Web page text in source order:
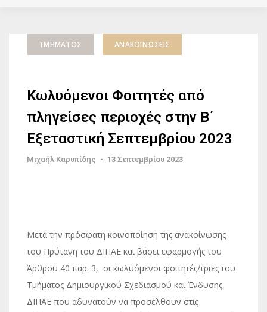
ΤΜΉΜΑΤΟΣ ΑΝΑΚΟΙΝΏΣΕΙΣ
Κωλυόμενοι Φοιτητές από
πληγείσες περιοχές στην Β΄
Εξεταστική Σεπτεμβρίου 2023
Μιχαήλ Καρυπίδης - 13 Σεπτεμβρίου 2023
Μετά την πρόσφατη κοινοποίηση της ανακοίνωσης
του Πρύτανη του ΔΙΠΑΕ και βάσει εφαρμογής του
Άρθρου 40 παρ. 3, οι κωλυόμενοι φοιτητές/τριες του
Τμήματος Δημιουργικού Σχεδιασμού και Ένδυσης,
ΔΙΠΑΕ που αδυνατούν να προσέλθουν στις